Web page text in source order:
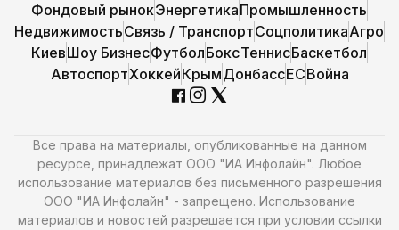
Фондовый рынокЭнергетикаПромышленность
НедвижимостьСвязь / ТранспортСоцполитикаАгро
КиевШоу БизнесФутболБоксТеннисБаскетбол
АвтоспортХоккейКрымДонбассЕСВойна
Все права на материалы, опубликованные на данном
ресурсе, принадлежат ООО "ИА Инфолайн". Любое
использование материалов без письменного разрешения
ООО "ИА Инфолайн" - запрещено. Использование
материалов и новостей разрешается при условии ссылки